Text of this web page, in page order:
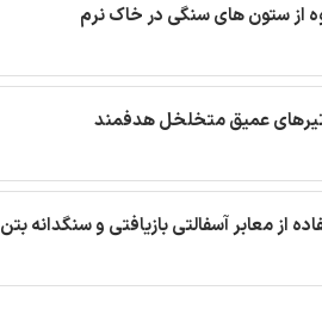
از ستون های سنگی در خاک نرم
تیرهای عمیق متخلخل هدفمند
از معابر آسفالتی بازیافتی و سنگدانه بتن